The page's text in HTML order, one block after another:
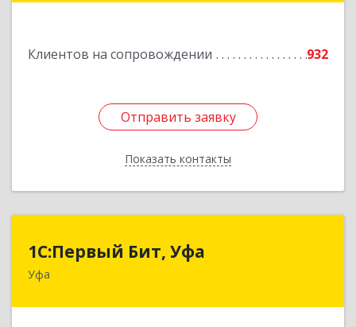
Клиентов на сопровождении 932
Отправить заявку
Показать контакты
Отправить заявку
Назад
1С:Первый Бит, Уфа
Уфа
1С:Первый Бит, Уфа